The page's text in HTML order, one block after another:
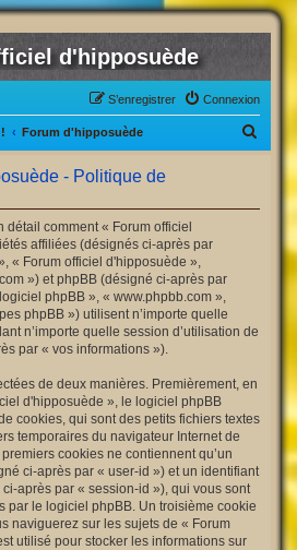
d'hipposuède
Connexion
S’enregistrer
Forum d'hipposuède
h
- Politique de
comment « Forum officiel
affiliées (désignés ci-après par
« Forum officiel d'hipposuède »,
») et phpBB (désigné ci-après par
phpBB », « www.phpbb.com »,
phpBB ») utilisent n’importe quelle
n’importe quelle session d’utilisation de
par « vos informations »).
de deux manières. Premièrement, en
d'hipposuède », le logiciel phpBB
cookies, qui sont des petits fichiers textes
temporaires du navigateur Internet de
cookies ne contiennent qu’un
ci-après par « user-id ») et un identifiant
après par « session-id »), qui vous sont
par le logiciel phpBB. Un troisième cookie
naviguerez sur les sujets de « Forum
utilisé pour stocker les informations sur